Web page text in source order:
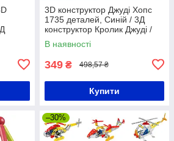
/
3D конструктор Джуді Хопс
1735 деталей, Синій / 3Д
конструктор Кролик Джуді /
Дитячий конструктор
блоковий
В наявності
349 ₴ 498,57 ₴
Купити
–30%